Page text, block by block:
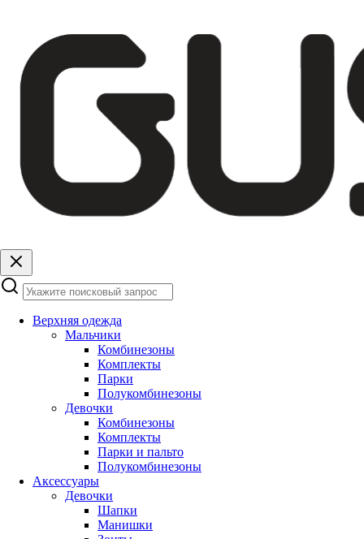
Верхняя одежда
Мальчики
Комбинезоны
Комплекты
Парки
Полукомбинезоны
Девочки
Комбинезоны
Комплекты
Парки и пальто
Полукомбинезоны
Аксессуары
Девочки
Шапки
Манишки